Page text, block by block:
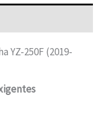
YZ-250F (2019-